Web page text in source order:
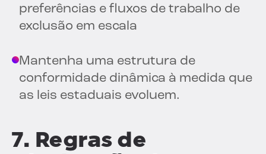
preferências e fluxos de trabalho de
exclusão em escala
Mantenha uma estrutura de
conformidade dinâmica à medida que
as leis estaduais evoluem.
7. Regras de